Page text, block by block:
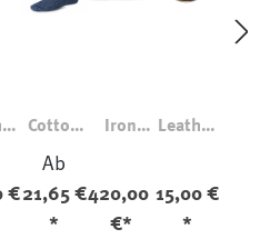
€
Cotton
Marl
Ragg
Crew
Ab
21,65 €
*
Iron
Breiter
Leisten
420,00
€*
Leather
15,00 €
*